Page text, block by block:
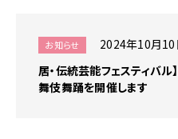
お知らせ 2024年10月10
居・伝統芸能フェスティバ
舞伎舞踊を開催します